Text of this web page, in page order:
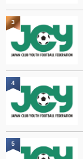
3
4
5